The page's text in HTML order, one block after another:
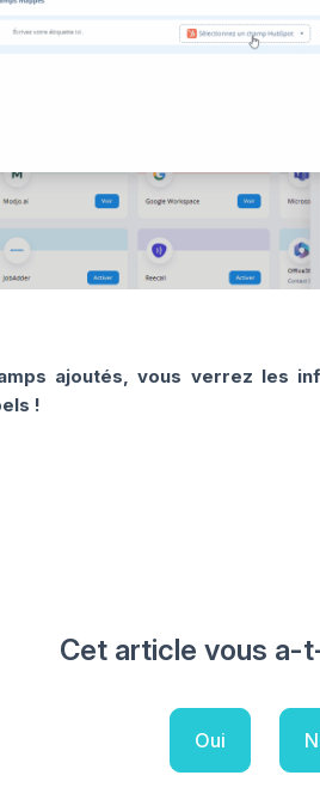
ajoutés, vous verrez les
!
Cet article vous a-
Oui